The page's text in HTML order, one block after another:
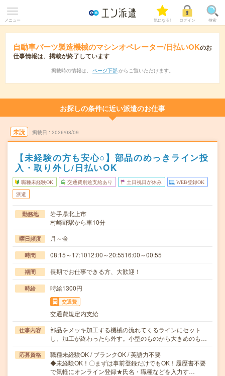
メニュー 気になる! ログイン 検索
自動車パーツ製造機械のマシンオペレーター/日払いOKのお
仕事情報は、掲載が終了しています
掲載時の情報は、 ページ下部 からご覧いただけます。
お探しの条件に近い派遣のお仕事
未読 掲載日 2026/08/09
【未経験の方も安心○】部品のめっきライン投
入・取り外し/日払いOK
職種未経験OK 交通費別途支給あり 土日祝日が休み WEB登録OK
派遣
勤務地
岩手県北上市
村崎野駅から車10分
曜日頻度 月～金
時間 08:15～17:1012:00～20:5516:00～00:55
期間 長期でお仕事できる方、大歓迎！
時給 時給1300円
交通費
交通費規定内支給
仕事内容
部品をメッキ加工する機械の流れてくるラインにセット
し、加工が終わったら外す。小型のものから大きめのも…
応募資格
職種未経験OK / ブランクOK / 英語力不要
◆未経験OK！〇まずは事前登録だけでもOK！履歴書不要
で気軽にオンライン登録★氏名・職種などを入力す…